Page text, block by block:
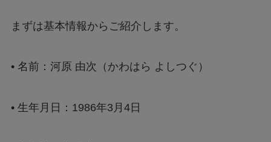
まずは基本情報からご紹介します。
• 名前：河原 由次（かわはら よしつぐ）
• 生年月日：1986年3月4日